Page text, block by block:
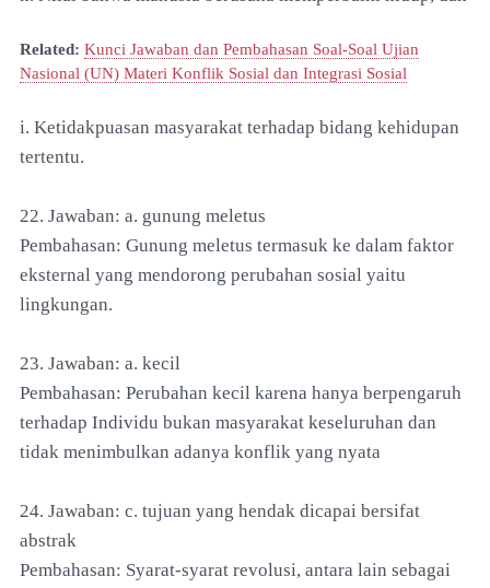
Related: Kunci Jawaban dan Pembahasan Soal-Soal Ujian
Nasional (UN) Materi Konflik Sosial dan Integrasi Sosial
i. Ketidakpuasan masyarakat terhadap bidang kehidupan
tertentu.
22. Jawaban: a. gunung meletus
Pembahasan: Gunung meletus termasuk ke dalam faktor
eksternal yang mendorong perubahan sosial yaitu
lingkungan.
23. Jawaban: a. kecil
Pembahasan: Perubahan kecil karena hanya berpengaruh
terhadap Individu bukan masyarakat keseluruhan dan
tidak menimbulkan adanya konflik yang nyata
24. Jawaban: c. tujuan yang hendak dicapai bersifat
abstrak
Pembahasan: Syarat-syarat revolusi, antara lain sebagai